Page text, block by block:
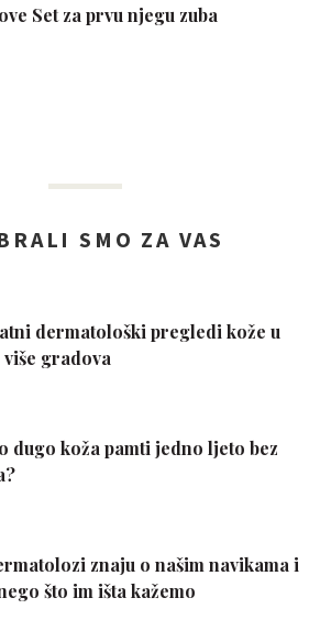
Set za prvu njegu zuba